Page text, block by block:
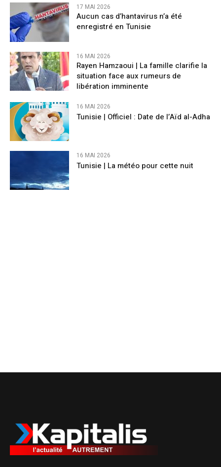
17 MAI 2026
Aucun cas d’hantavirus n’a été
enregistré en Tunisie
16 MAI 2026
Rayen Hamzaoui | La famille clarifie la
situation face aux rumeurs de
libération imminente
16 MAI 2026
Tunisie | Officiel : Date de l’Aïd al-Adha
16 MAI 2026
Tunisie | La météo pour cette nuit